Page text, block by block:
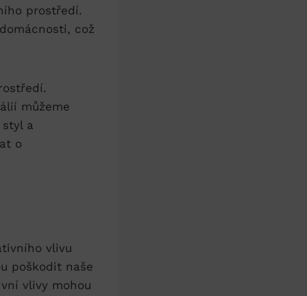
prostředí.
⁣což⁣
můžeme⁢
a
o
vlivu⁣
poškodit naše
vlivy mohou